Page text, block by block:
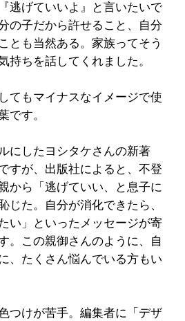
逃げていいよ』と言いたいで
の子だから許せること、自分
とも当然ある。家族ってそう
持ちを話してくれました。
てもマイナスなイメージで使
です。
にしたヨシタケさんの新著
すが、出版社によると、不登
から「逃げていい、と息子に
じた。自分が消化できたら、
い」といったメッセージが寄
。この親御さんのように、自
、たくさん悩んでいる方もい
つけが苦手。編集者に「デザ